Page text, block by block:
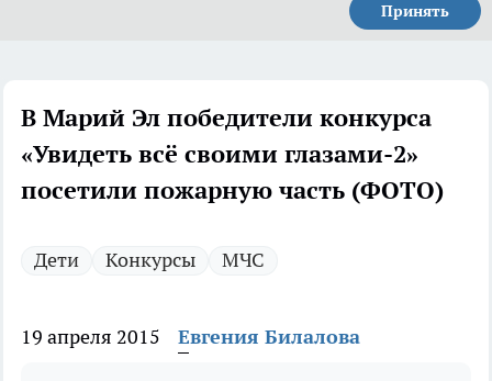
Принять
В Марий Эл победители конкурса
«Увидеть всё своими глазами-2»
посетили пожарную часть (ФОТО)
Дети Конкурсы МЧС
19 апреля 2015 Евгения Билалова